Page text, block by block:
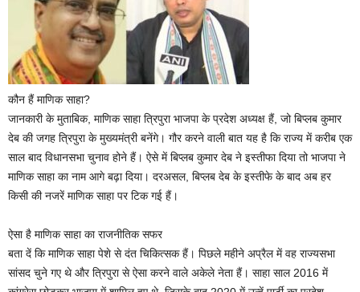
कौन हैं माणिक साहा?
जानकारी के मुताबिक, माणिक साहा त्रिपुरा भाजपा के प्रदेश अध्यक्ष हैं, जो बिप्लब कुमार
देब की जगह त्रिपुरा के मुख्यमंत्री बनेंगे। गौर करने वाली बात यह है कि राज्य में करीब एक
साल बाद विधानसभा चुनाव होने हैं। ऐसे में बिप्लब कुमार देब ने इस्तीफा दिया तो भाजपा ने
माणिक साहा का नाम आगे बढ़ा दिया। दरअसल, बिप्लब देब के इस्तीफे के बाद अब हर
किसी की नजरें माणिक साहा पर टिक गई हैं।
ऐसा है माणिक साहा का राजनीतिक सफर
बता दें कि माणिक साहा पेशे से दंत चिकित्सक हैं। पिछले महीने अप्रैल में वह राज्यसभा
सांसद चुने गए थे और त्रिपुरा से ऐसा करने वाले अकेले नेता हैं। साहा साल 2016 में